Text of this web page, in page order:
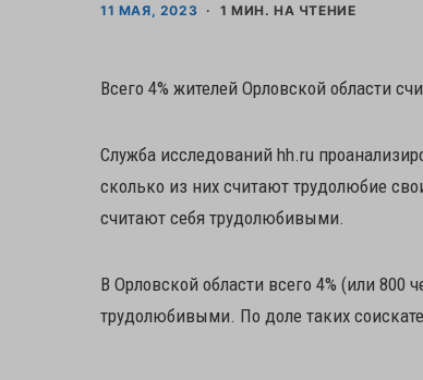
11 МАЯ, 2023 1 МИН. НА ЧТЕНИЕ
Всего 4% жителей Орловской области
Служба исследований hh.ru
сколько из них считают трудолюбие
считают себя трудолюбивыми.
В Орловской области всего 4% (или 800
трудолюбивыми. По доле таких